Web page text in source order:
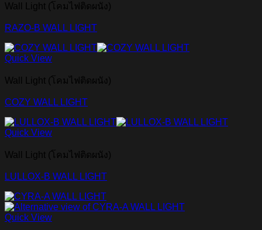
Wall Light (โคมไฟติดผนัง)
RAZO-B WALL LIGHT
Quick View
Wall Light (โคมไฟติดผนัง)
COZY WALL LIGHT
Quick View
Wall Light (โคมไฟติดผนัง)
LULLOX-B WALL LIGHT
Quick View